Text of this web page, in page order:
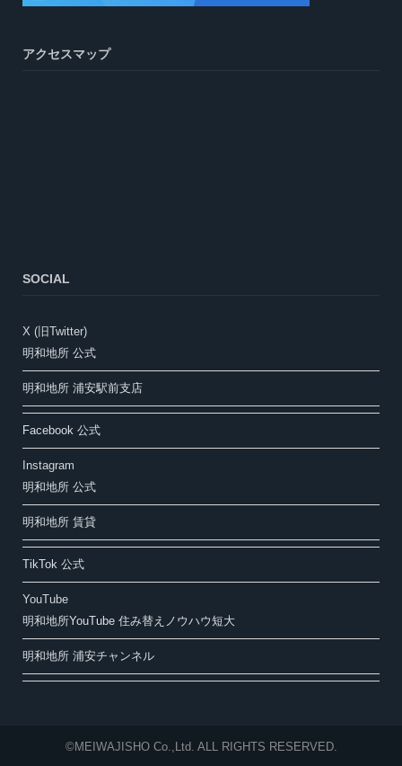
アクセスマップ
SOCIAL
X (旧Twitter)
明和地所 公式
明和地所 浦安駅前支店
Facebook 公式
Instagram
明和地所 公式
明和地所 賃貸
TikTok 公式
YouTube
明和地所YouTube 住み替えノウハウ短大
明和地所 浦安チャンネル
©MEIWAJISHO Co.,Ltd. ALL RIGHTS RESERVED.